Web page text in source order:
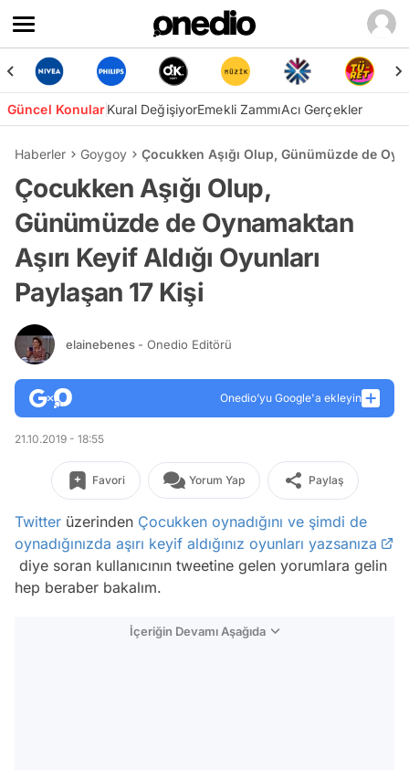
Güncel KonularKural DeğişiyorEmekli ZammıAcı Gerçekler
Haberler Goygoy Çocukken Aşığı Olup, Günümüzde de
Çocukken Aşığı Olup,
Günümüzde de Oynamaktan
Aşırı Keyif Aldığı Oyunları
Paylaşan 17 Kişi
elainebenes - Onedio Editörü
Onedio’yu Google'a ekleyin
21.10.2019 - 18:55
Favori Yorum Yap Paylaş
Twitter üzerinden Çocukken oynadığını ve şimdi de
oynadığınızda aşırı keyif aldığınız oyunları yazsanıza
diye soran kullanıcının tweetine gelen yorumlara gelin
hep beraber bakalım.
İçeriğin Devamı Aşağıda